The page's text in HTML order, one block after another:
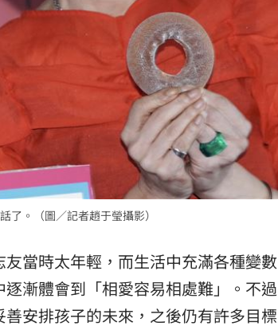
了。（圖／記者趙于瑩攝影）
當時太年輕，而生活中充滿各種變
漸體會到「相愛容易相處難」。不
安排孩子的未來，之後仍有許多目